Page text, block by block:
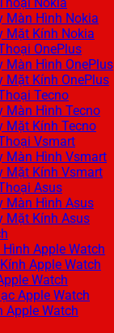
Màn Hình Nokia
Mặt Kính Nokia
OnePlus
Màn Hình OnePlus
Mặt Kính OnePlus
Tecno
Màn Hình Tecno
Mặt Kính Tecno
Vsmart
Màn Hình Vsmart
Mặt Kính Vsmart
Asus
Màn Hình Asus
Mặt Kính Asus
Apple Watch
Apple Watch
Watch
Apple Watch
Apple Watch